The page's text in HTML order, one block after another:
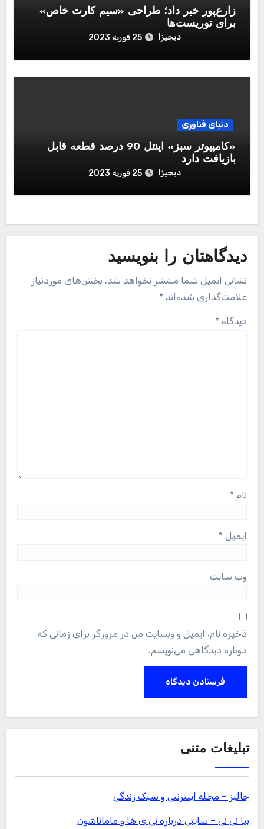
زارع‌پور خبر داد؛ طراحی «سیم کارت خاص»
برای توریست‌ها
دیجیزا 25 فوریه 2023
دنیای فناوری
«کامپیوتر سبز» اینتل 90 درصد قطعه قابل‌
بازیافت دارد
دیجیزا 25 فوریه 2023
دیدگاهتان را بنویسید
نشانی ایمیل شما منتشر نخواهد شد. بخش‌های موردنیاز
علامت‌گذاری شده‌اند *
دیدگاه *
نام *
ایمیل *
وب‌ سایت
ذخیره نام، ایمیل و وبسایت من در مرورگر برای زمانی که
دوباره دیدگاهی می‌نویسم.
تبلیغات متنی
جالبز – مجله اینترنتی و سبک زندگی
بیا نی نی – سایتی درباره نی ی ها و ماماناشون